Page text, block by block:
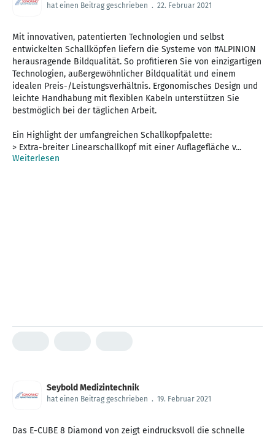
hat einen Beitrag geschrieben . 22. Februar 2021
Mit innovativen, patentierten Technologien und selbst
entwickelten Schallköpfen liefern die Systeme von #ALPINION
herausragende Bildqualität. So profitieren Sie von einzigartigen
Technologien, außergewöhnlicher Bildqualität und einem
idealen Preis-/Leistungsverhältnis. Ergonomisches Design und
leichte Handhabung mit flexiblen Kabeln unterstützen Sie
bestmöglich bei der täglichen Arbeit.
Ein Highlight der umfangreichen Schallkopfpalette:
> Extra-breiter Linearschallkopf mit einer Auflagefläche v...
Weiterlesen
Seybold Medizintechnik
hat einen Beitrag geschrieben . 19. Februar 2021
Das E-CUBE 8 Diamond von zeigt eindrucksvoll die schnelle